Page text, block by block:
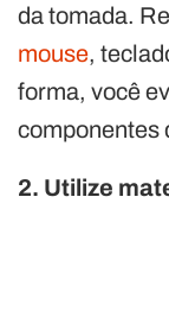
da tomada.
mouse,
forma, você
componentes
2. Utilize